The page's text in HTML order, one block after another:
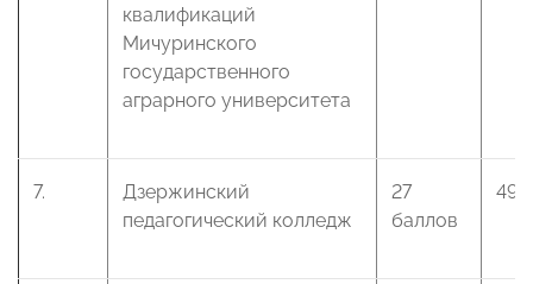
квалификаций
Мичуринского
государственного
аграрного университета
7.
Дзержинский
педагогический колледж
27
баллов
49